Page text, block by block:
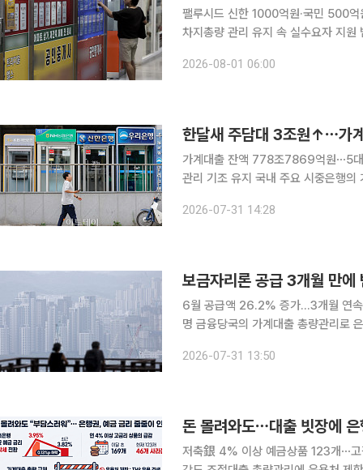
팰루시드 신한 1000억원·국민 500
차지총량 관리 유지 속 실수요자 지원 범위 주목 막혀 있던 잔금대출에 조금
문턱은 여전하다. 총량 관리는 이어가
2026-08-01 06:00
한달새 주담대 3조원↑⋯가
가계대출 잔액 778조7869억원⋯5
관리 기조 유지 국내 주요 시중은행의 가계대출이 7월에도 증가세를 이어간 가운데 주택담보대출이
31일 금융권에 따르면 5대 은행(KB국
2026-07-31 14:28
보금자리론 공급 3개월 만에
6월 공급액 26.2% 증가…3개월 연속
명 금융당국의 가계대출 총량관리로 은행권 대출 문턱이 높아진 가운데 정책모기지인 보금자리론
택이 줄어들 가능성이 있어 회복세가
2026-07-31 13:50
돈 몰려와도⋯대출 빗장에
저축銀 4% 이상 예금상품 123개⋯